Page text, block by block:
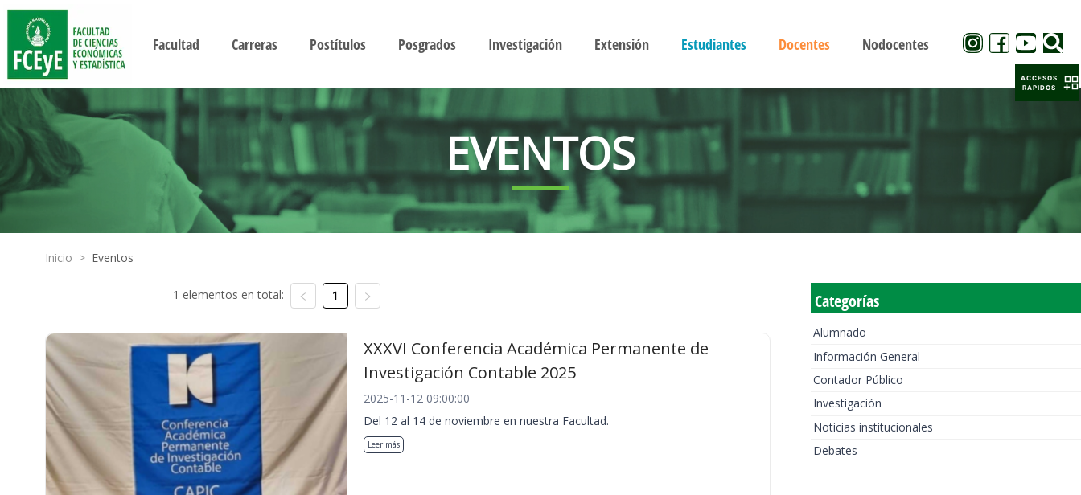
Facultad Carreras Postítulos Posgrados Investigación Extensión Estudiantes Docentes Nodocentes
EVENTOS
Inicio > Eventos
1 elementos en total: 1
XXXVI Conferencia Académica Permanente de
Investigación Contable 2025
2025-11-12 09:00:00
Del 12 al 14 de noviembre en nuestra Facultad.
Leer más
Categorías
Alumnado
Información General
Contador Público
Investigación
Noticias institucionales
Debates
ACCESOS
RAPIDOS